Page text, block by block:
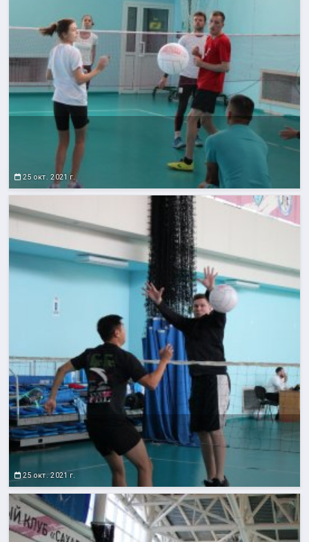
25 окт. 2021 г.
25 окт. 2021 г.